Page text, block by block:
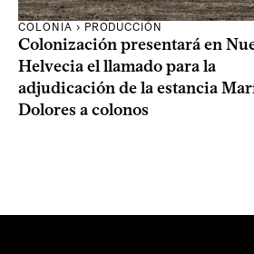
COLONIA › PRODUCCIÓN
Colonización presentará en
Helvecia el llamado para la
adjudicación de la estancia
Dolores a colonos